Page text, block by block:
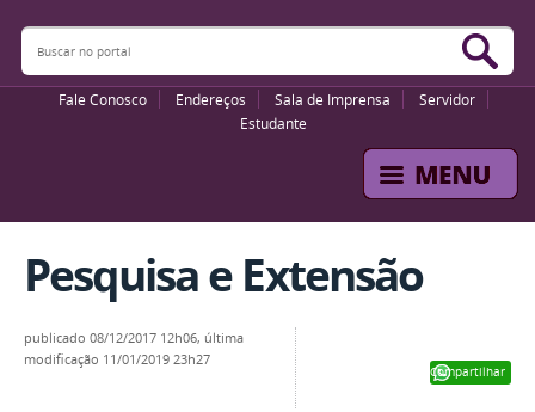
Buscar no portal
Fale Conosco Endereços Sala de Imprensa
Servidor
Estudante
Pesquisa e Extensão
Compartilhar
publicado 08/12/2017 12h06, última
modificação 11/01/2019 23h27